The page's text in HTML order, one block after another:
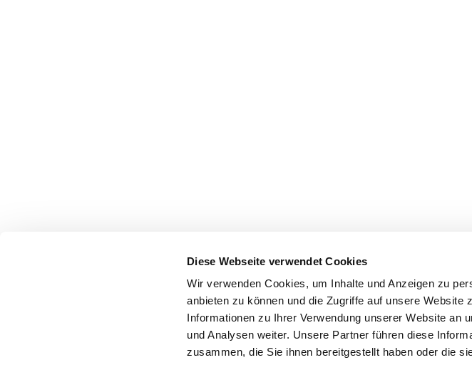
Diese Webseite verwendet Cookies
Wir verwenden Cookies, um Inhalte und Anzeigen zu
anbieten zu können und die Zugriffe auf unsere Website
Informationen zu Ihrer Verwendung unserer Website an
und Analysen weiter. Unsere Partner führen diese
zusammen, die Sie ihnen bereitgestellt haben oder die